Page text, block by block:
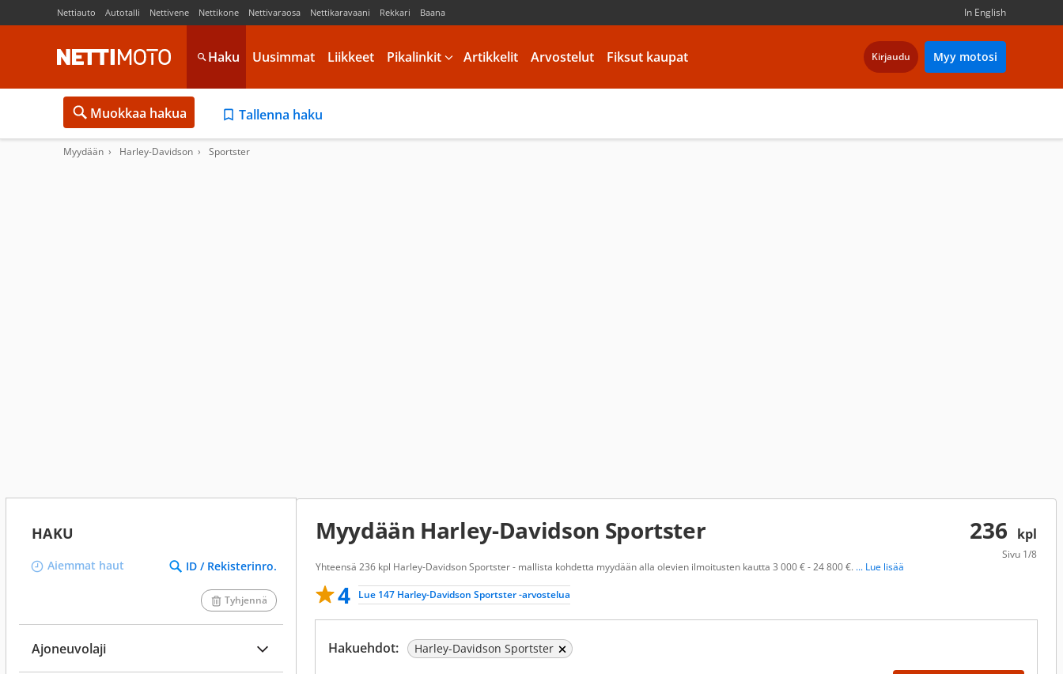
Nettiauto Autotalli Nettivene Nettikone Nettivaraosa Nettikaravaani Rekkari Baana In English
Haku Uusimmat Liikkeet Pikalinkit Artikkelit Arvostelut Fiksut kaupat Kirjaudu Myy motosi
Muokkaa hakua Tallenna haku
Myydään Harley-Davidson Sportster
HAKU
Aiemmat haut ID / Rekisterinro.
Tyhjennä
Ajoneuvolaji
236 kpl
Sivu 1/8
Myydään Harley-Davidson Sportster
Yhteensä 236 kpl Harley-Davidson Sportster - mallista kohdetta myydään alla olevien ilmoitusten kautta 3 000 € - 24 800 €. ... Lue lisää
4 Lue 147 Harley-Davidson Sportster -arvostelua
Hakuehdot: Harley-Davidson Sportster